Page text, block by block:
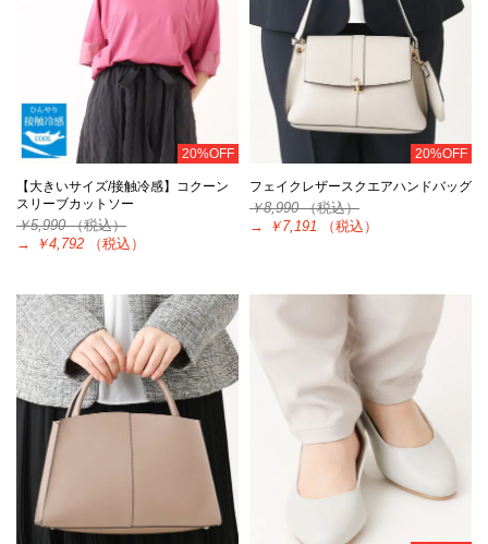
20%OFF
【大きいサイズ/接触冷感】コクーン
スリーブカットソー
￥5,990（税込）
→
￥4,792 （税込）
20%OFF
フェイクレザースクエアハンドバッグ
￥8,990（税込）
→
￥7,191 （税込）